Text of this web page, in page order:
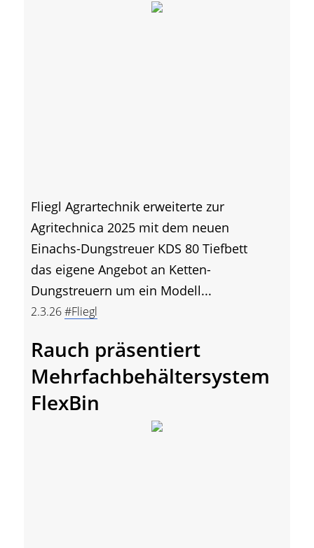
Fliegl Agrartechnik erweiterte zur
Agritechnica 2025 mit dem neuen
Einachs-Dungstreuer KDS 80 Tiefbett
das eigene Angebot an Ketten-
Dungstreuern um ein Modell...
2.3.26#Fliegl
Rauch präsentiert
Mehrfachbehältersystem
FlexBin